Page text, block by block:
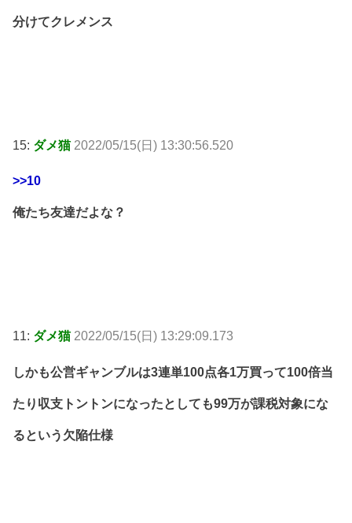
分けてクレメンス
15: ダメ猫 2022/05/15(日) 13:30:56.520
>>10
俺たち友達だよな？
11: ダメ猫 2022/05/15(日) 13:29:09.173
しかも公営ギャンブルは3連単100点各1万買って100倍当
たり収支トントンになったとしても99万が課税対象にな
るという欠陥仕様